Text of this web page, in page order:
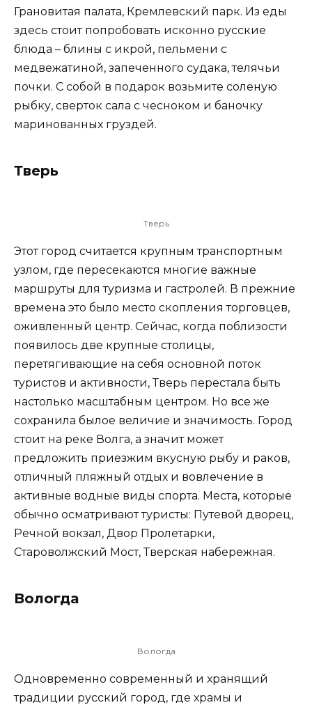
Грановитая палата, Кремлевский парк. Из еды
здесь стоит попробовать исконно русские
блюда – блины с икрой, пельмени с
медвежатиной, запеченного судака, телячьи
почки. С собой в подарок возьмите соленую
рыбку, сверток сала с чесноком и баночку
маринованных груздей.
Тверь
Тверь
Этот город считается крупным транспортным
узлом, где пересекаются многие важные
маршруты для туризма и гастролей. В прежние
времена это было место скопления торговцев,
оживленный центр. Сейчас, когда поблизости
появилось две крупные столицы,
перетягивающие на себя основной поток
туристов и активности, Тверь перестала быть
настолько масштабным центром. Но все же
сохранила былое величие и значимость. Город
стоит на реке Волга, а значит может
предложить приезжим вкусную рыбу и раков,
отличный пляжный отдых и вовлечение в
активные водные виды спорта. Места, которые
обычно осматривают туристы: Путевой дворец,
Речной вокзал, Двор Пролетарки,
Староволжский Мост, Тверская набережная.
Вологда
Вологда
Одновременно современный и хранящий
традиции русский город, где храмы и